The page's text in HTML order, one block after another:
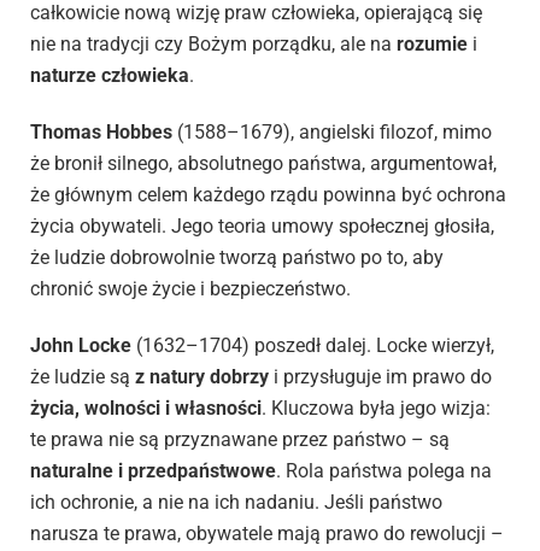
całkowicie nową wizję praw człowieka, opierającą się
nie na tradycji czy Bożym porządku, ale na rozumie i
naturze człowieka.
Thomas Hobbes (1588–1679), angielski filozof, mimo
że bronił silnego, absolutnego państwa, argumentował,
że głównym celem każdego rządu powinna być ochrona
życia obywateli. Jego teoria umowy społecznej głosiła,
że ludzie dobrowolnie tworzą państwo po to, aby
chronić swoje życie i bezpieczeństwo.
John Locke (1632–1704) poszedł dalej. Locke wierzył,
że ludzie są z natury dobrzy i przysługuje im prawo do
życia, wolności i własności. Kluczowa była jego wizja:
te prawa nie są przyznawane przez państwo – są
naturalne i przedpaństwowe. Rola państwa polega na
ich ochronie, a nie na ich nadaniu. Jeśli państwo
narusza te prawa, obywatele mają prawo do rewolucji –